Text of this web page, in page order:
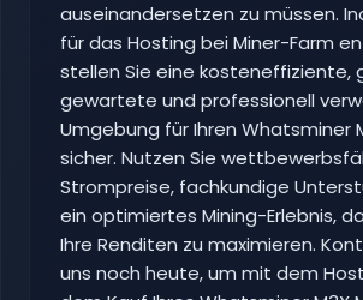
auseinandersetzen zu müssen.
für das Hosting bei Miner-Farm
stellen Sie eine kosteneffiziente,
gewartete und professionell
Umgebung für Ihren Whatsminer
sicher. Nutzen Sie
Strompreise, fachkundige
ein optimiertes Mining-Erlebnis,
Ihre Renditen zu maximieren.
uns noch heute, um mit dem